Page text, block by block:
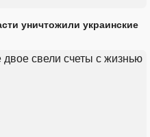
уничтожили украинские